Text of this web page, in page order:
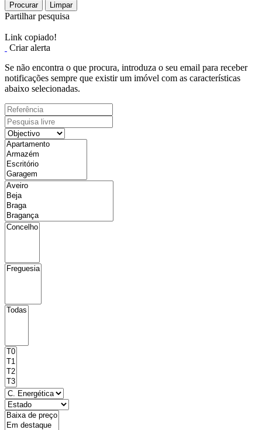
Procurar Limpar
Partilhar pesquisa
Link copiado!
Criar alerta
Se não encontra o que procura, introduza o seu email para receber
notificações sempre que existir um imóvel com as características
abaixo selecionadas.